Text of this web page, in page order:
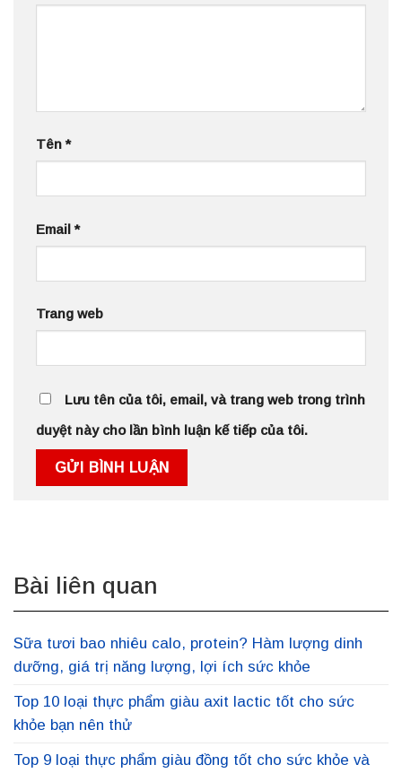
Bài liên quan
Sữa tươi bao nhiêu calo, protein? Hàm lượng dinh
dưỡng, giá trị năng lượng, lợi ích sức khỏe
Top 10 loại thực phẩm giàu axit lactic tốt cho sức
khỏe bạn nên thử
Top 9 loại thực phẩm giàu đồng tốt cho sức khỏe và
Tên*
Email*
Trang web
Lưu tên của tôi, email, và trang web trong trình
duyệt này cho lần bình luận kế tiếp của tôi.